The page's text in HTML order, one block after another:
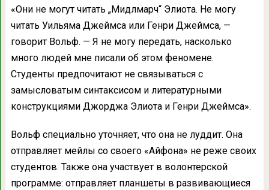
«Они не могут читать „Мидлмарч“ Элиота. Не могу
читать Уильяма Джеймса или Генри Джеймса, —
говорит Вольф. — Я не могу передать, насколько
много людей мне писали об этом феномене.
Студенты предпочитают не связываться с
замысловатым синтаксисом и литературными
конструкциями Джорджа Элиота и Генри Джеймса».
Вольф специально уточняет, что она не луддит. Она
отправляет мейлы со своего «Айфона» не реже своих
студентов. Также она участвует в волонтерской
программе: отправляет планшеты в развивающиеся